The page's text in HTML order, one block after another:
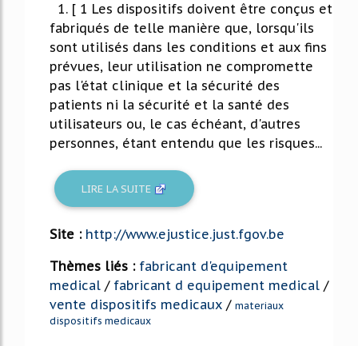
1. [ 1 Les dispositifs doivent être conçus et
fabriqués de telle manière que, lorsqu'ils
sont utilisés dans les conditions et aux fins
prévues, leur utilisation ne compromette
pas l'état clinique et la sécurité des
patients ni la sécurité et la santé des
utilisateurs ou, le cas échéant, d'autres
personnes, étant entendu que les risques...
LIRE LA SUITE
Site : http://www.ejustice.just.fgov.be
Thèmes liés : fabricant d'equipement
medical / fabricant d equipement medical /
vente dispositifs medicaux / materiaux
dispositifs medicaux